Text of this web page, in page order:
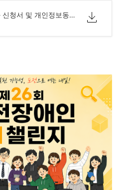
붙임 3.참가 신청서 및 개인정보동의서.hwp